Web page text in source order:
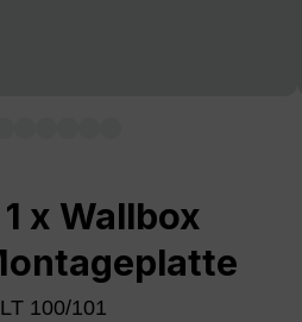
x Wallbox
100/101